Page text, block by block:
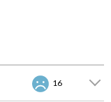
16